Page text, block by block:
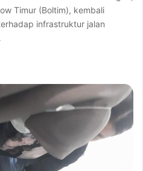
Timur (Boltim), kembali
infrastruktur jalan